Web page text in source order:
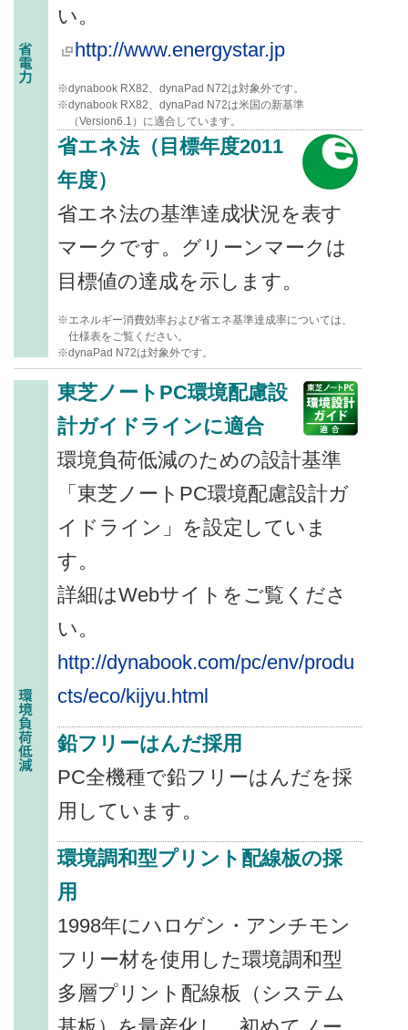
い。
http://www.energystar.jp
※dynabook RX82、dynaPad N72は対象外です。
※dynabook RX82、dynaPad N72は米国の新基準
（Version6.1）に適合しています。
省エネ法（目標年度2011
年度）
省エネ法の基準達成状況を表す
マークです。グリーンマークは
目標値の達成を示します。
※エネルギー消費効率および省エネ基準達成率については、
仕様表をご覧ください。
※dynaPad N72は対象外です。
東芝ノートPC環境配慮設
計ガイドラインに適合
環境負荷低減のための設計基準
「東芝ノートPC環境配慮設計ガ
イドライン」を設定していま
す。
詳細はWebサイトをご覧くださ
い。
http://dynabook.com/pc/env/produ
cts/eco/kijyu.html
鉛フリーはんだ採用
PC全機種で鉛フリーはんだを採
用しています。
環境調和型プリント配線板の採
用
1998年にハロゲン・アンチモン
フリー材を使用した環境調和型
多層プリント配線板（システム